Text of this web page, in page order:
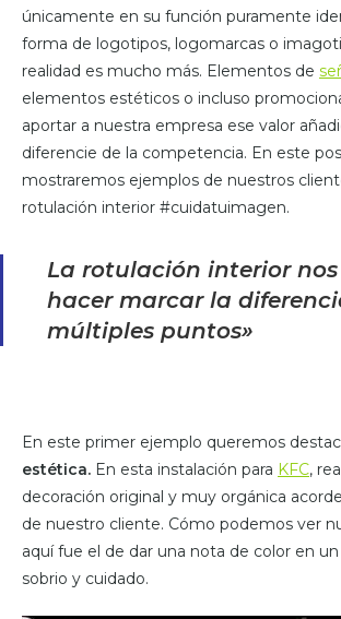
únicamente en su función puramente
forma de logotipos, logomarcas o
realidad es mucho más. Elementos de
elementos estéticos o incluso
aportar a nuestra empresa ese valor
diferencie de la competencia. En este
mostraremos ejemplos de nuestros
rotulación interior #cuidatuimagen.
La rotulación interior
hacer marcar la
múltiples puntos»
En este primer ejemplo queremos
estética. En esta instalación para KFC,
decoración original y muy orgánica
de nuestro cliente. Cómo podemos ver
aquí fue el de dar una nota de color en
sobrio y cuidado.